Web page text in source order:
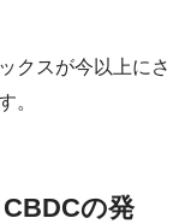
クスが今以上にさ
。
の発